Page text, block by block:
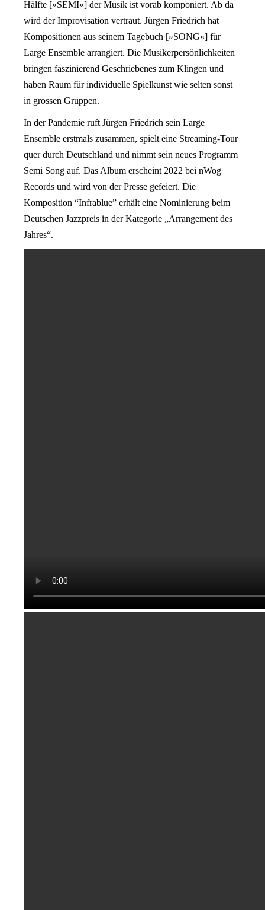
Hälfte [»SEMI«] der Musik ist vorab komponiert. Ab da
wird der Improvisation vertraut. Jürgen Friedrich hat
Kompositionen aus seinem Tagebuch [»SONG«] für
Large Ensemble arrangiert. Die Musikerpersönlichkeiten
bringen faszinierend Geschriebenes zum Klingen und
haben Raum für individuelle Spielkunst wie selten sonst
in grossen Gruppen.
In der Pandemie ruft Jürgen Friedrich sein Large
Ensemble erstmals zusammen, spielt eine Streaming-Tour
quer durch Deutschland und nimmt sein neues Programm
Semi Song auf. Das Album erscheint 2022 bei nWog
Records und wird von der Presse gefeiert. Die
Komposition “Infrablue” erhält eine Nominierung beim
Deutschen Jazzpreis in der Kategorie „Arrangement des
Jahres“.